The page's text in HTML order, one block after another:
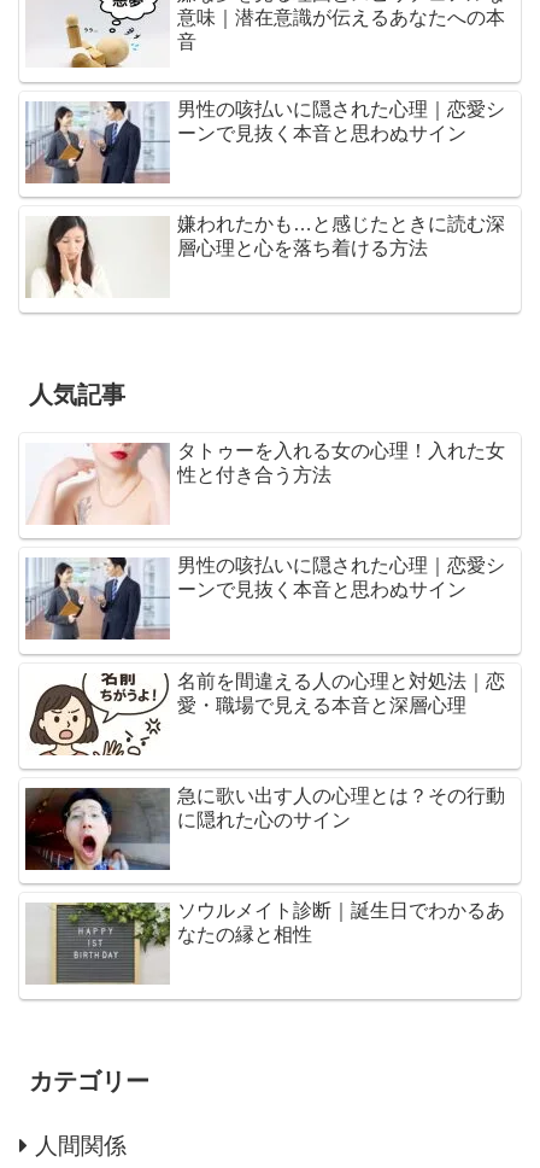
意味｜潜在意識が伝えるあなたへの本
音
男性の咳払いに隠された心理｜恋愛シ
ーンで見抜く本音と思わぬサイン
嫌われたかも…と感じたときに読む深
層心理と心を落ち着ける方法
人気記事
タトゥーを入れる女の心理！入れた女
性と付き合う方法
男性の咳払いに隠された心理｜恋愛シ
ーンで見抜く本音と思わぬサイン
名前を間違える人の心理と対処法｜恋
愛・職場で見える本音と深層心理
急に歌い出す人の心理とは？その行動
に隠れた心のサイン
ソウルメイト診断｜誕生日でわかるあ
なたの縁と相性
カテゴリー
人間関係